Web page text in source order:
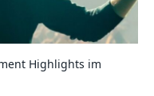
Highlights im